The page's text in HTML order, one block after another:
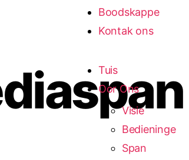
Boodskappe
Kontak ons
Tuis
Oor Ons
Visie
Bedieninge
Span